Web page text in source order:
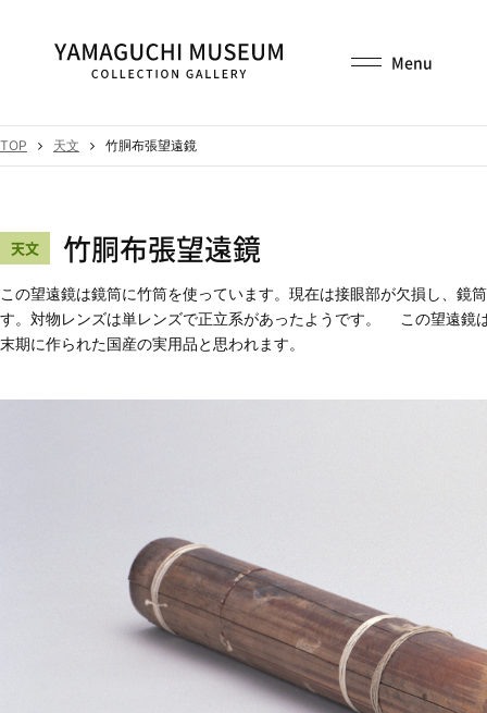
TOP 天文 竹胴布張望遠鏡
天文 竹胴布張望遠鏡
この望遠鏡は鏡筒に竹筒を使っています。現在は接眼部が欠損し、
す。対物レンズは単レンズで正立系があったようです。 この望遠鏡
末期に作られた国産の実用品と思われます。